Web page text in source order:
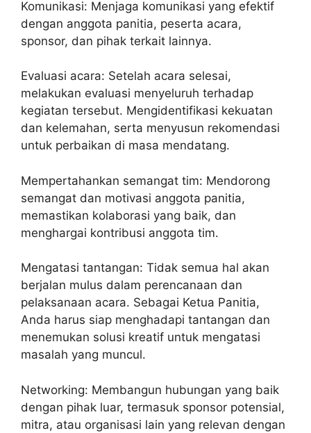
Komunikasi: Menjaga komunikasi yang efektif
dengan anggota panitia, peserta acara,
sponsor, dan pihak terkait lainnya.
Evaluasi acara: Setelah acara selesai,
melakukan evaluasi menyeluruh terhadap
kegiatan tersebut. Mengidentifikasi kekuatan
dan kelemahan, serta menyusun rekomendasi
untuk perbaikan di masa mendatang.
Mempertahankan semangat tim: Mendorong
semangat dan motivasi anggota panitia,
memastikan kolaborasi yang baik, dan
menghargai kontribusi anggota tim.
Mengatasi tantangan: Tidak semua hal akan
berjalan mulus dalam perencanaan dan
pelaksanaan acara. Sebagai Ketua Panitia,
Anda harus siap menghadapi tantangan dan
menemukan solusi kreatif untuk mengatasi
masalah yang muncul.
Networking: Membangun hubungan yang baik
dengan pihak luar, termasuk sponsor potensial,
mitra, atau organisasi lain yang relevan dengan